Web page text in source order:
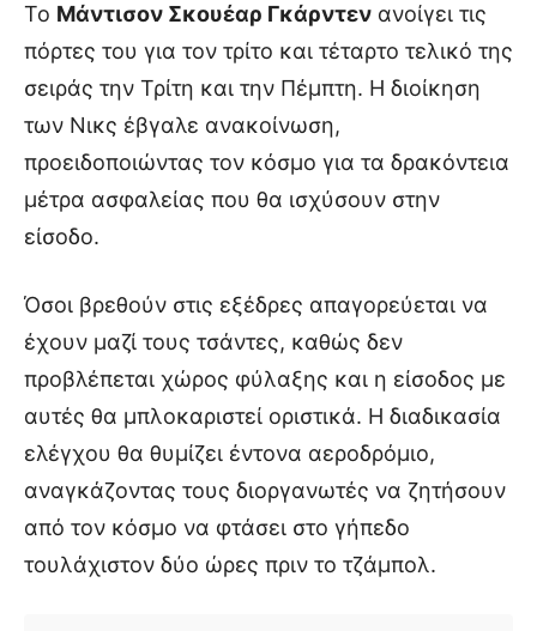
Το Μάντισον Σκουέαρ Γκάρντεν ανοίγει τις
πόρτες του για τον τρίτο και τέταρτο τελικό της
σειράς την Τρίτη και την Πέμπτη. Η διοίκηση
των Νικς έβγαλε ανακοίνωση,
προειδοποιώντας τον κόσμο για τα δρακόντεια
μέτρα ασφαλείας που θα ισχύσουν στην
είσοδο.
Όσοι βρεθούν στις εξέδρες απαγορεύεται να
έχουν μαζί τους τσάντες, καθώς δεν
προβλέπεται χώρος φύλαξης και η είσοδος με
αυτές θα μπλοκαριστεί οριστικά. Η διαδικασία
ελέγχου θα θυμίζει έντονα αεροδρόμιο,
αναγκάζοντας τους διοργανωτές να ζητήσουν
από τον κόσμο να φτάσει στο γήπεδο
τουλάχιστον δύο ώρες πριν το τζάμπολ.